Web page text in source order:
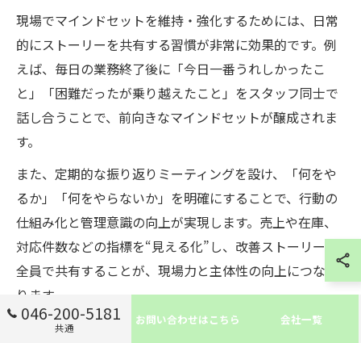
現場でマインドセットを維持・強化するためには、日常
的にストーリーを共有する習慣が非常に効果的です。例
えば、毎日の業務終了後に「今日一番うれしかったこ
と」「困難だったが乗り越えたこと」をスタッフ同士で
話し合うことで、前向きなマインドセットが醸成されま
す。
また、定期的な振り返りミーティングを設け、「何をや
るか」「何をやらないか」を明確にすることで、行動の
仕組み化と管理意識の向上が実現します。売上や在庫、
対応件数などの指標を“見える化”し、改善ストーリーを
全員で共有することが、現場力と主体性の向上につなが
ります。
実践時の注意点は、スタッフが自由に意見やエピソード
046-200-5181
共通
お問い合わせはこちら 会社一覧